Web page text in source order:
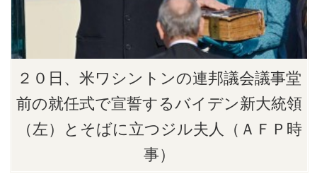
２０日、米ワシントンの連邦議会議事堂
前の就任式で宣誓するバイデン新大統領
（左）とそばに立つジル夫人（ＡＦＰ時
事）